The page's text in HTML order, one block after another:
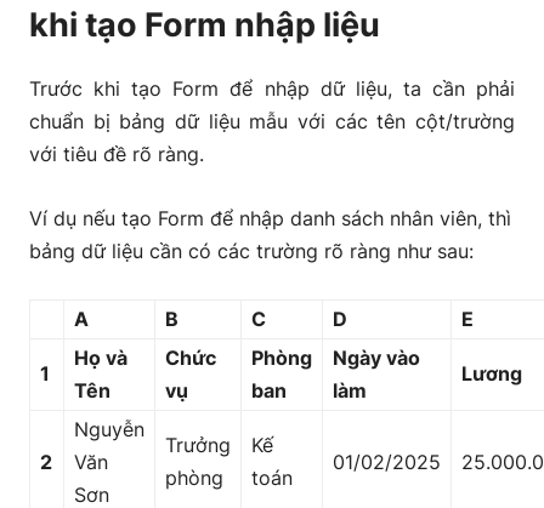
khi tạo Form nhập liệu
Trước khi tạo Form để nhập dữ liệu, ta cần phải
chuẩn bị bảng dữ liệu mẫu với các tên cột/trường
với tiêu đề rõ ràng.
Ví dụ nếu tạo Form để nhập danh sách nhân viên, thì
bảng dữ liệu cần có các trường rõ ràng như sau:
A B C D E
1
Họ và
Tên
Chức
vụ
Phòng
ban
Ngày vào
làm
Lương
2
Nguyễn
Văn
Sơn
Trưởng
phòng
Kế
toán
01/02/2025